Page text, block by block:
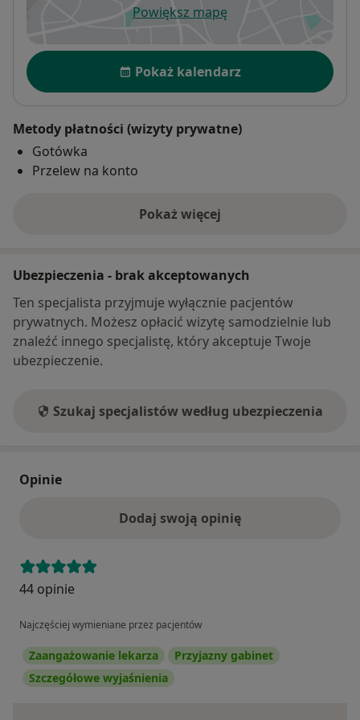
Powiększ mapęotwiera się w nowej karcie
Dostępność
Pokaż kalendarz
Metody płatności (wizyty prywatne)
Gotówka
Przelew na konto
Pokaż więcej
o adresie
Ubezpieczenia - brak akceptowanych
Ten specjalista przyjmuje wyłącznie pacjentów
prywatnych. Możesz opłacić wizytę samodzielnie lub
znaleźć innego specjalistę, który akceptuje Twoje
ubezpieczenie.
Szukaj specjalistów według ubezpieczenia
Opinie
Dodaj swoją opinię
44 opinie
Najczęściej wymieniane przez pacjentów
Zaangażowanie lekarza
Przyjazny gabinet
Szczegółowe wyjaśnienia